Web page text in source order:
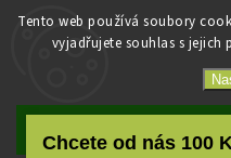
Tento web používá soubory
vyjadřujete souhlas s jejich
Copyright 2026
Vytvořil
Chcete od nás 100